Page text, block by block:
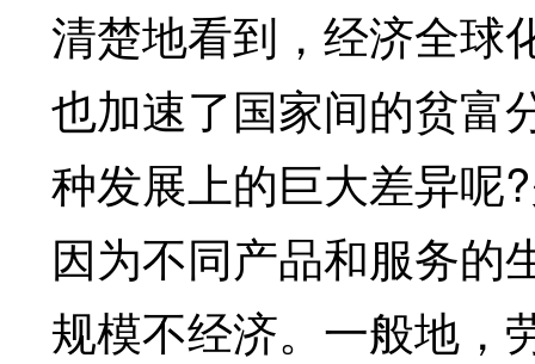
清楚地看到，经济全球
也加速了国家间的贫富
种发展上的巨大差异呢
因为不同产品和服务的
规模不经济。一般地，